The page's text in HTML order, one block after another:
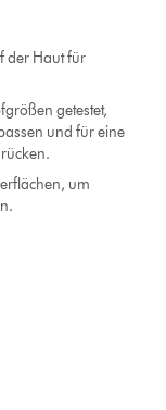
der Haut für
getestet,
und für eine
um